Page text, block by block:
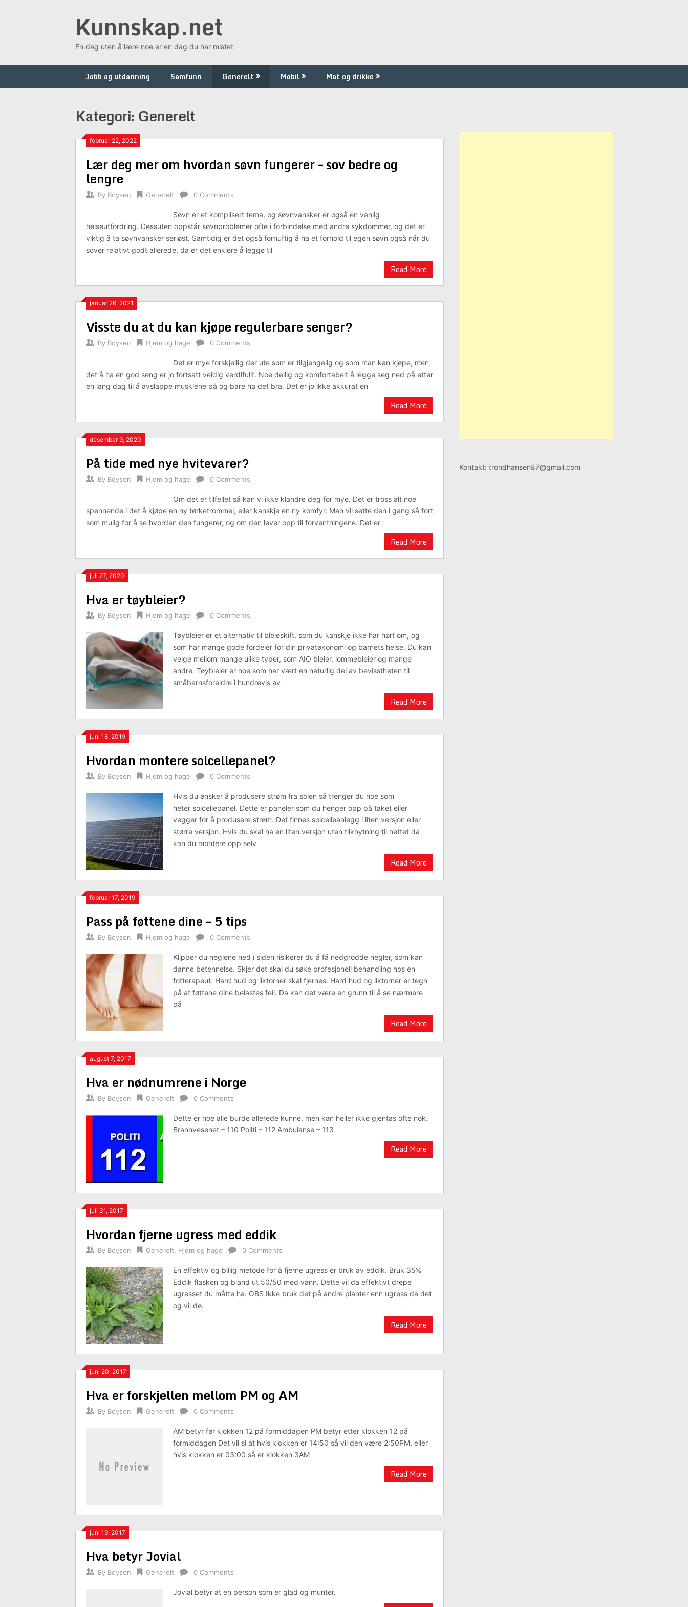
Kunnskap.net
En dag uten å lære noe er en dag du har mistet
Jobb og utdanning Samfunn Generelt Mobil Mat og drikke
Kategori: Generelt
februar 22, 2022
Lær deg mer om hvordan søvn fungerer – sov bedre og
lengre
By Boysen Generelt 0 Comments
Søvn er et komplisert tema, og søvnvansker er også en vanlig
helseutfordring. Dessuten oppstår søvnproblemer ofte i forbindelse med andre sykdommer, og det er
viktig å ta søvnvansker seriøst. Samtidig er det også fornuftig å ha et forhold til egen søvn også når du
sover relativt godt allerede, da er det enklere å legge til
Read More
januar 26, 2021
Visste du at du kan kjøpe regulerbare senger?
By Boysen Hjem og hage 0 Comments
Det er mye forskjellig der ute som er tilgjengelig og som man kan kjøpe, men
det å ha en god seng er jo fortsatt veldig verdifullt. Noe deilig og komfortabelt å legge seg ned på etter
en lang dag til å avslappe musklene på og bare ha det bra. Det er jo ikke akkurat en
Read More
desember 9, 2020
På tide med nye hvitevarer?
By Boysen Hjem og hage 0 Comments
Om det er tilfellet så kan vi ikke klandre deg for mye. Det er tross alt noe
spennende i det å kjøpe en ny tørketrommel, eller kanskje en ny komfyr. Man vil sette den i gang så fort
som mulig for å se hvordan den fungerer, og om den lever opp til forventningene. Det er
Read More
juli 27, 2020
Hva er tøybleier?
By Boysen Hjem og hage 0 Comments
Tøybleier er et alternativ til bleieskift, som du kanskje ikke har hørt om, og
som har mange gode fordeler for din privatøkonomi og barnets helse. Du kan
velge mellom mange ulike typer, som AIO bleier, lommebleier og mange
andre. Tøybleier er noe som har vært en naturlig del av bevisstheten til
småbarnsforeldre i hundrevis av
Read More
juni 18, 2019
Hvordan montere solcellepanel?
By Boysen Hjem og hage 0 Comments
Hvis du ønsker å produsere strøm fra solen så trenger du noe som
heter solcellepanel. Dette er paneler som du henger opp på taket eller
vegger for å produsere strøm. Det finnes solcelleanlegg i liten versjon eller
større versjon. Hvis du skal ha en liten versjon uten tilknytning til nettet da
kan du montere opp selv
Read More
februar 17, 2019
Pass på føttene dine – 5 tips
By Boysen Hjem og hage 0 Comments
Klipper du neglene ned i siden risikerer du å få nedgrodde negler, som kan
danne betennelse. Skjer det skal du søke profesjonell behandling hos en
fotterapeut. Hard hud og liktorner skal fjernes. Hard hud og liktorner er tegn
på at føttene dine belastes feil. Da kan det være en grunn til å se nærmere
på
Read More
august 7, 2017
Hva er nødnumrene i Norge
By Boysen Generelt 0 Comments
Dette er noe alle burde allerede kunne, men kan heller ikke gjentas ofte nok.
Brannvesenet – 110 Politi – 112 Ambulanse – 113
Read More
juli 31, 2017
Hvordan fjerne ugress med eddik
By Boysen Generelt Hjem og hage 0 Comments
En effektiv og billig metode for å fjerne ugress er bruk av eddik. Bruk 35%
Eddik flasken og bland ut 50/50 med vann. Dette vil da effektivt drepe
ugresset du måtte ha. OBS Ikke bruk det på andre planter enn ugress da det
og vil dø.
Read More
juni 20, 2017
Hva er forskjellen mellom PM og AM
By Boysen Generelt 0 Comments
AM betyr før klokken 12 på formiddagen PM betyr etter klokken 12 på
formiddagen Det vil si at hvis klokken er 14:50 så vil den være 2:50PM, eller
hvis klokken er 03:00 så er klokken 3AM
Read More
juni 19, 2017
Hva betyr Jovial
By Boysen Generelt 0 Comments
Jovial betyr at en person som er glad og munter.
Kontakt: trondhansen87@gmail.com